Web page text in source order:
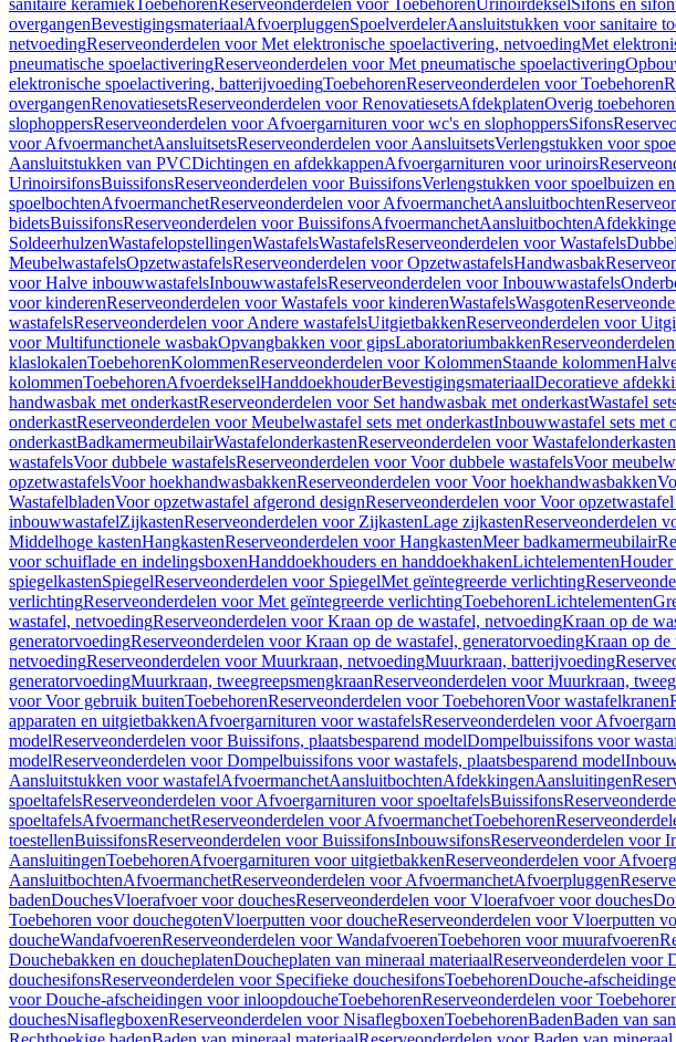
sanitaire keramiekToebehorenReserveonderdelen voor ToebehorenUrinoirdekselSifons en
overgangenBevestigingsmateriaalAfvoerpluggenSpoelverdelerAansluitstukken voor sanitaire
netvoedingReserveonderdelen voor Met elektronische spoelactivering, netvoedingMet
pneumatische spoelactiveringReserveonderdelen voor Met pneumatische spoelactivering
elektronische spoelactivering, batterijvoedingToebehorenReserveonderdelen voor Toebehoren
overgangenRenovatiesetsReserveonderdelen voor RenovatiesetsAfdekplatenOverig toebehoren
slophoppersReserveonderdelen voor Afvoergarnituren voor wc's en slophoppersSifons
voor AfvoermanchetAansluitsetsReserveonderdelen voor AansluitsetsVerlengstukken voor
Aansluitstukken van PVCDichtingen en afdekkappenAfvoergarnituren voor urinoirs
UrinoirsifonsBuissifonsReserveonderdelen voor BuissifonsVerlengstukken voor spoelbuizen
spoelbochtenAfvoermanchetReserveonderdelen voor AfvoermanchetAansluitbochten
bidetsBuissifonsReserveonderdelen voor BuissifonsAfvoermanchetAansluitbochten
SoldeerhulzenWastafelopstellingenWastafelsWastafelsReserveonderdelen voor Wastafels
MeubelwastafelsOpzetwastafelsReserveonderdelen voor OpzetwastafelsHandwasbak
voor Halve inbouwwastafelsInbouwwastafelsReserveonderdelen voor Inbouwwastafels
voor kinderenReserveonderdelen voor Wastafels voor kinderenWastafelsWasgoten
wastafelsReserveonderdelen voor Andere wastafelsUitgietbakkenReserveonderdelen voor
voor Multifunctionele wasbakOpvangbakken voor gipsLaboratoriumbakken
klaslokalenToebehorenKolommenReserveonderdelen voor KolommenStaande kolommen
kolommenToebehorenAfvoerdekselHanddoekhouderBevestigingsmateriaalDecoratieve
handwasbak met onderkastReserveonderdelen voor Set handwasbak met onderkastWastafel
onderkastReserveonderdelen voor Meubelwastafel sets met onderkastInbouwwastafel sets met
onderkastBadkamermeubilairWastafelonderkastenReserveonderdelen voor Wastafelonderkasten
wastafelsVoor dubbele wastafelsReserveonderdelen voor Voor dubbele wastafelsVoor
opzetwastafelsVoor hoekhandwasbakkenReserveonderdelen voor Voor hoekhandwasbakken
WastafelbladenVoor opzetwastafel afgerond designReserveonderdelen voor Voor
inbouwwastafelZijkastenReserveonderdelen voor ZijkastenLage zijkastenReserveonderdelen
Middelhoge kastenHangkastenReserveonderdelen voor HangkastenMeer badkamermeubilair
voor schuiflade en indelingsboxenHanddoekhouders en handdoekhakenLichtelementenHouder
spiegelkastenSpiegelReserveonderdelen voor SpiegelMet geïntegreerde verlichting
verlichtingReserveonderdelen voor Met geïntegreerde verlichtingToebehorenLichtelementen
wastafel, netvoedingReserveonderdelen voor Kraan op de wastafel, netvoedingKraan op de
generatorvoedingReserveonderdelen voor Kraan op de wastafel, generatorvoedingKraan op de
netvoedingReserveonderdelen voor Muurkraan, netvoedingMuurkraan, batterijvoeding
generatorvoedingMuurkraan, tweegreepsmengkraanReserveonderdelen voor Muurkraan,
voor Voor gebruik buitenToebehorenReserveonderdelen voor ToebehorenVoor wastafelkranen
apparaten en uitgietbakkenAfvoergarnituren voor wastafelsReserveonderdelen voor
modelReserveonderdelen voor Buissifons, plaatsbesparend modelDompelbuissifons voor
modelReserveonderdelen voor Dompelbuissifons voor wastafels, plaatsbesparend model
Aansluitstukken voor wastafelAfvoermanchetAansluitbochtenAfdekkingenAansluitingen
spoeltafelsReserveonderdelen voor Afvoergarnituren voor spoeltafelsBuissifons
spoeltafelsAfvoermanchetReserveonderdelen voor AfvoermanchetToebehoren
toestellenBuissifonsReserveonderdelen voor BuissifonsInbouwsifonsReserveonderdelen voor
AansluitingenToebehorenAfvoergarnituren voor uitgietbakkenReserveonderdelen voor
AansluitbochtenAfvoermanchetReserveonderdelen voor AfvoermanchetAfvoerpluggen
badenDouchesVloerafvoer voor douchesReserveonderdelen voor Vloerafvoer voor douches
Toebehoren voor douchegotenVloerputten voor doucheReserveonderdelen voor Vloerputten
doucheWandafvoerenReserveonderdelen voor WandafvoerenToebehoren voor muurafvoeren
Douchebakken en doucheplatenDoucheplaten van mineraal materiaalReserveonderdelen voor
douchesifonsReserveonderdelen voor Specifieke douchesifonsToebehorenDouche-
voor Douche-afscheidingen voor inloopdoucheToebehorenReserveonderdelen voor
douchesNisaflegboxenReserveonderdelen voor NisaflegboxenToebehorenBadenBaden van